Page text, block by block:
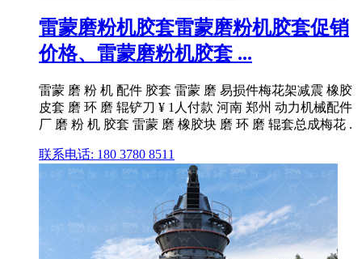
雷蒙磨粉机胶套雷蒙磨粉机胶套促销
价格、雷蒙磨粉机胶套 ...
雷蒙 磨 粉 机 配件 胶套 雷蒙 磨 易损件梅花架减震 橡胶
皮套 磨 环 磨 辊铲刀 ¥ 1人付款 河南 郑州 动力机械配件
厂 磨 粉 机 胶套 雷蒙 磨 橡胶块 磨 环 磨 辊套总成梅花 .
联系电话: 180 3780 8511